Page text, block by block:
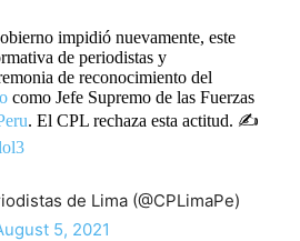
impidió nuevamente, este
de periodistas y
de reconocimiento del
como Jefe Supremo de las Fuerzas
. El CPL rechaza esta actitud. ✍️
de Lima (@CPLimaPe)
5, 2021